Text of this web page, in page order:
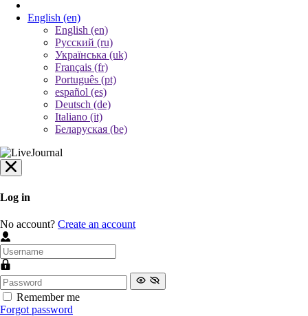
English (en)
English (en)
Русский (ru)
Українська (uk)
Français (fr)
Português (pt)
español (es)
Deutsch (de)
Italiano (it)
Беларуская (be)
Log in
No account? Create an account
Remember me
Forgot password